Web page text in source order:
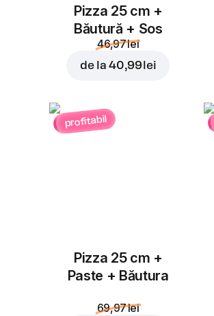
Pizza 25 cm +
Băutură + Sos
46,97 lei
de la40,99 lei
profitabil
Pizza 25 cm +
Paste + Băutura
69,97 lei